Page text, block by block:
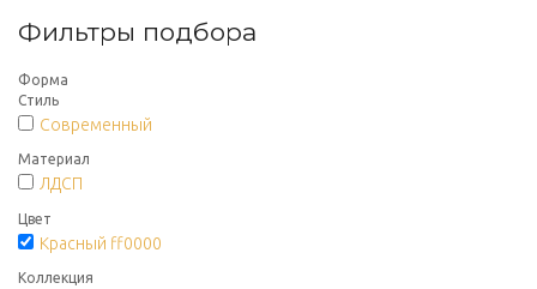
Фильтры подбора
Форма
Стиль
Современный
Материал
ЛДСП
Цвет
Красный ff0000
Коллекция